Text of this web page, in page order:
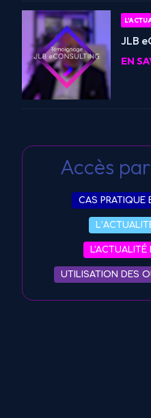
JLB
EN
Accès par
CAS PRATIQUE
L'ACTUALITÉ
UTILISATION DES